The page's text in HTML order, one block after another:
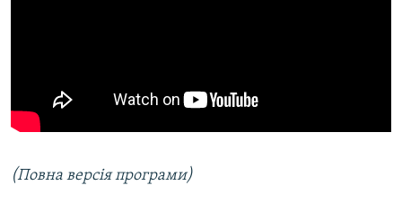
(Повна версія програми)